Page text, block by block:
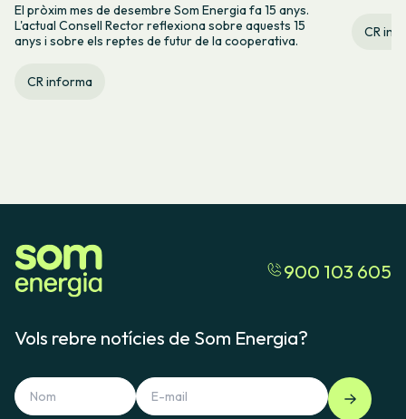
El pròxim mes de desembre Som Energia fa 15 anys.
L'actual Consell Rector reflexiona sobre aquests 15
anys i sobre els reptes de futur de la cooperativa.
CR informa
CR
900 103 605
Vols rebre notícies de Som Energia?